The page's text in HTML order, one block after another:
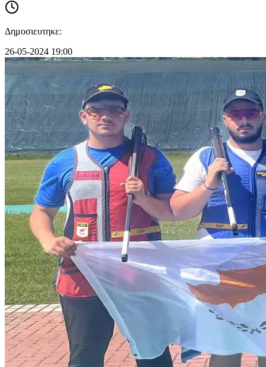
Δημοσιευτηκε:
26-05-2024 19:00